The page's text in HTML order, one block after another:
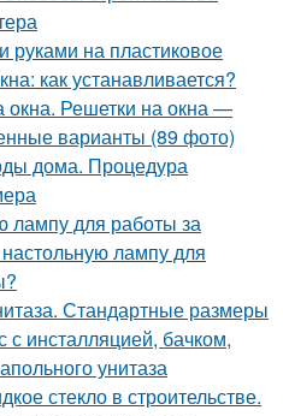
руками на пластиковое
как устанавливается?
окна. Решетки на окна —
варианты (89 фото)
дома. Процедура
лампу для работы за
лампу для
Стандартные размеры
с инсталляцией, бачком,
унитаза
стекло в строительстве.